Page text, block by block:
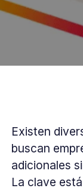
Existen
buscan
adicionales
La clave